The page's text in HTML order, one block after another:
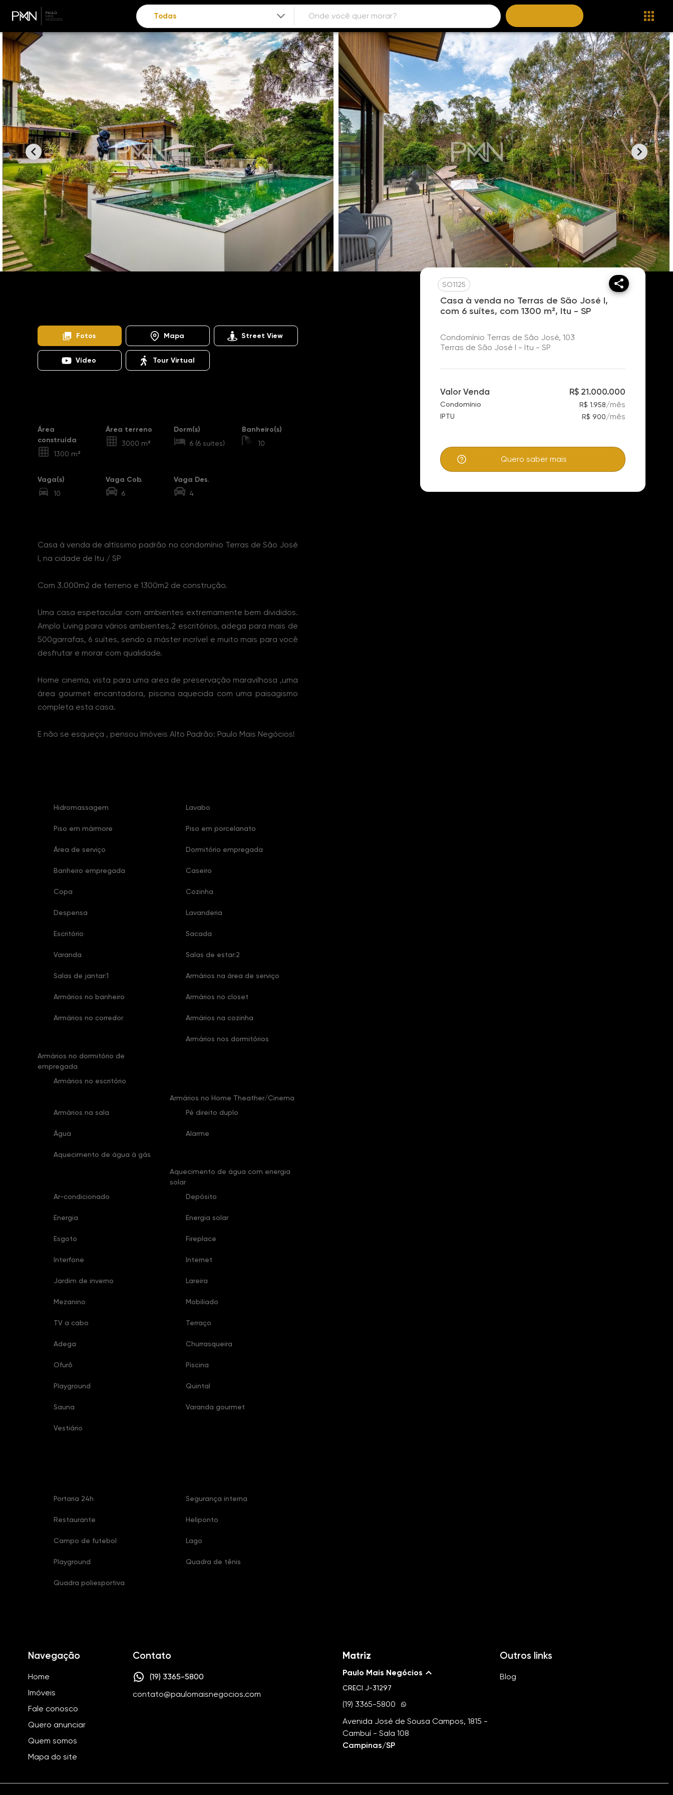
Fotos Mapa Street View
Vídeo Tour Virtual
Área
construída
1300 m²
Área terreno
3000 m²
Dorm(s)
6 (6 suítes)
Banheiro(s)
10
Vaga(s)
10
Vaga Cob.
6
Vaga Des.
4
Casa á venda de altíssimo padrão no condomínio Terras de São José
I, na cidade de Itu / SP
Com 3.000m2 de terreno e 1300m2 de construção.
Uma casa espetacular com ambientes extremamente bem divididos.
Amplo Living para vários ambientes,2 escritórios, adega para mais de
500garrafas, 6 suítes, sendo a máster incrível e muito mais para você
desfrutar e morar com qualidade.
Home cinema, vista para uma area de preservação maravilhosa ,uma
área gourmet encantadora, piscina aquecida com uma paisagismo
completa esta casa.
E não se esqueça , pensou Imóveis Alto Padrão: Paulo Mais Negócios!
Hidromassagem Lavabo
Piso em mármore Piso em porcelanato
Área de serviço Dormitório empregada
Banheiro empregada Caseiro
Copa Cozinha
Despensa Lavanderia
Escritório Sacada
Varanda Salas de estar:2
Salas de jantar:1 Armários na área de serviço
Armários no banheiro Armários no closet
Armários no corredor Armários na cozinha
Armários no dormitório de
empregada
Armários nos dormitórios
Armários no escritório
Armários no Home Theather/Cinema
Armários na sala
Pé direito duplo
Água Alarme
Aquecimento de água à gás
Aquecimento de água com energia
solar
Ar-condicionado
Depósito
Energia Energia solar
Esgoto Fireplace
Interfone Internet
Jardim de inverno Lareira
Mezanino Mobiliado
TV a cabo Terraço
Adega Churrasqueira
Ofurô Piscina
Playground Quintal
Sauna Varanda gourmet
Vestiário
Portaria 24h Segurança interna
Restaurante Heliponto
Campo de futebol Lago
Playground Quadra de tênis
Quadra poliesportiva
SO1125
Casa à venda no Terras de São José I,
com 6 suítes, com 1300 m², Itu - SP
Condomínio Terras de São José, 103
Terras de São José I - Itu - SP
Valor Venda R$ 21.000.000
Condomínio R$ 1.958/mês
IPTU R$ 900/mês
Quero saber mais
Navegação
Home
Imóveis
Fale conosco
Quero anunciar
Quem somos
Mapa do site
Contato
(19) 3365-5800
contato@paulomaisnegocios.com
Matriz
Paulo Mais Negócios
CRECI J-31297
(19) 3365-5800
Avenida José de Sousa Campos, 1815 -
Cambuí - Sala 108
Campinas/SP
Outros links
Blog